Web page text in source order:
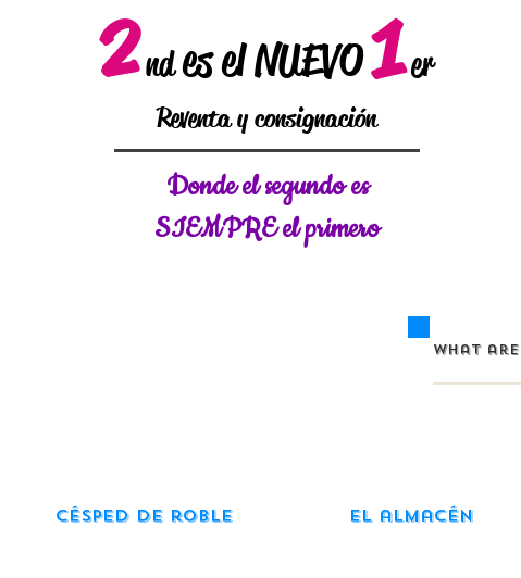
2 nd es el NUEVO1 er
Reventa y consignación
Donde elsegundo es
SIEMPRE el primero
Césped de roble El almacén